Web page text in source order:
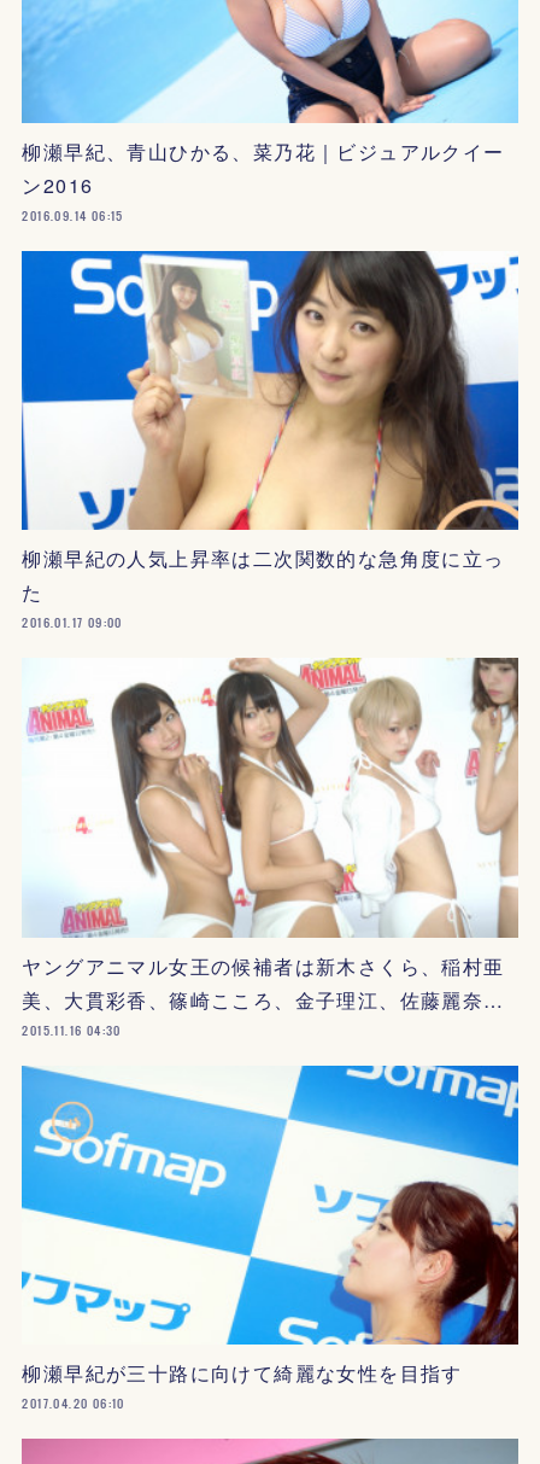
柳瀬早紀、青山ひかる、菜乃花｜ビジュアルクイー
ン2016
2016.09.14 06:15
柳瀬早紀の人気上昇率は二次関数的な急角度に立っ
た
2016.01.17 09:00
ヤングアニマル女王の候補者は新木さくら、稲村亜
美、大貫彩香、篠崎こころ、金子理江、佐藤麗奈…
2015.11.16 04:30
柳瀬早紀が三十路に向けて綺麗な女性を目指す
2017.04.20 06:10